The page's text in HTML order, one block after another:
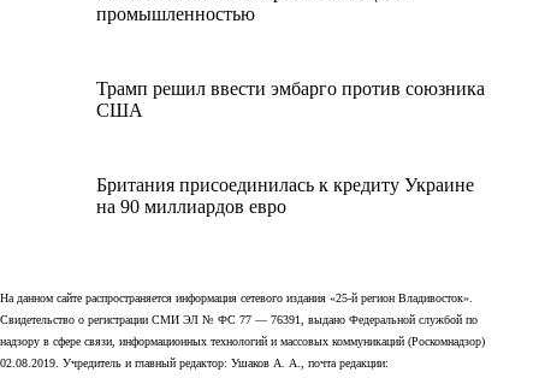
промышленностью
Трамп решил ввести эмбарго против союзника
США
Британия присоединилась к кредиту Украине
на 90 миллиардов евро
На данном сайте распространяется информация сетевого издания «25-й регион Владивосток».
Свидетельство о регистрации СМИ ЭЛ № ФС 77 — 76391, выдано Федеральной службой по
надзору в сфере связи, информационных технологий и массовых коммуникаций (Роскомнадзор)
02.08.2019. Учредитель и главный редактор: Ушаков А. А., почта редакции: